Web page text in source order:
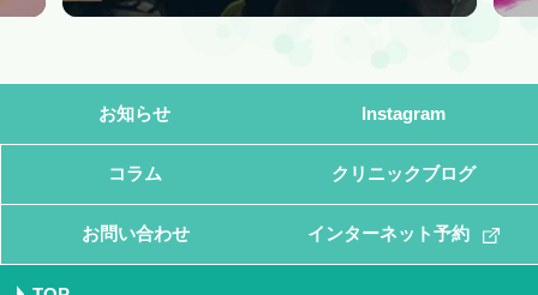
インターネット予約
お問い合わせ
コラム クリニックブログ
Instagram
お知らせ